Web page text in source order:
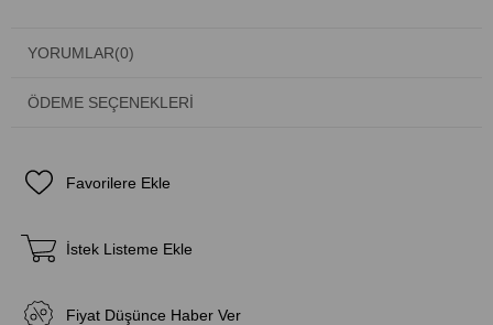
YORUMLAR(0)
ÖDEME SEÇENEKLERI
Favorilere Ekle
İstek Listeme Ekle
Fiyat Düşünce Haber Ver